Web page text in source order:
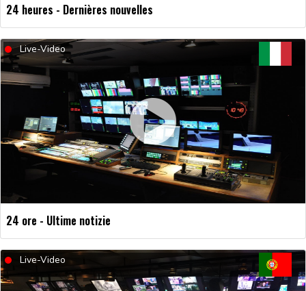
24 heures - Dernières nouvelles
Live-Video
24 ore - Ultime notizie
Live-Video